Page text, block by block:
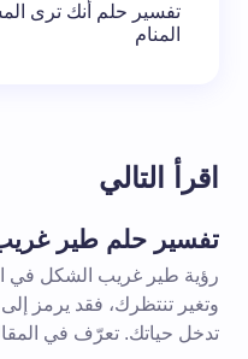
تفسير حلم أنك ترى
المنام
اقرأ التالي
تفسير حلم طير
رؤية طير غريب الشكل في
وتغير تنتظرك، فقد يرمز
تدخل حياتك. تعرّف في